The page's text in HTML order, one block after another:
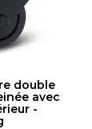
double
avec
-